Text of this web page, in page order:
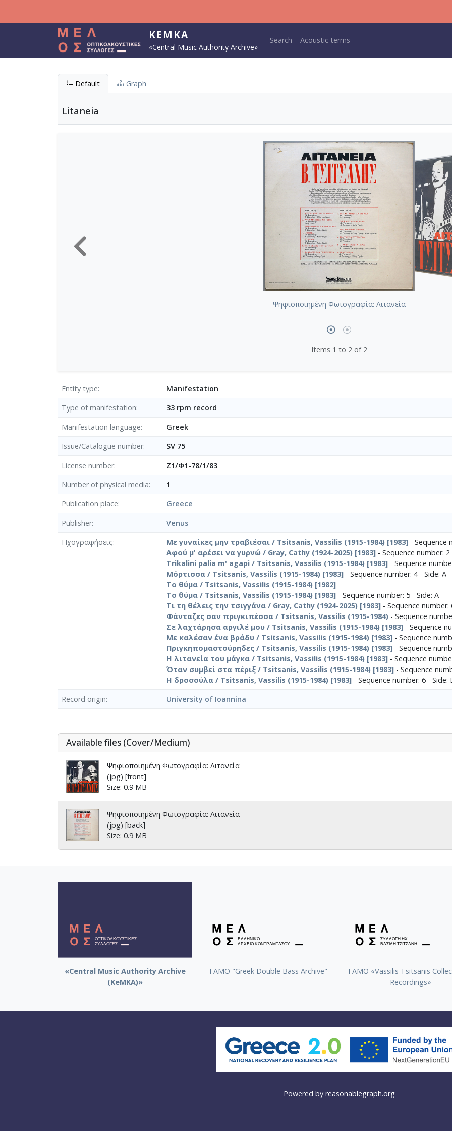
KEMKA
«Central Music Authority Archive»
Main navigation
Search Acoustic terms
Default Graph
Litaneia
Ψηφιοποιημένη Φωτογραφία: Λιτανεία
Items 1 to 2 of 2
Entity type
Manifestation
Type of manifestation
33 rpm record
Manifestation language
Greek
Issue/Catalogue number
SV 75
License number
Ζ1/Φ1-78/1/83
Number of physical media
1
Publication place
Greece
Publisher
Venus
Ηχογραφήσεις
Με γυναίκες μην τραβιέσαι / Tsitsanis, Vassilis (1915-1984) [1983] - Sequence
Αφού μ' αρέσει να γυρνώ / Gray, Cathy (1924-2025) [1983] - Sequence number: 2
Trikalini palia m' agapi / Tsitsanis, Vassilis (1915-1984) [1983] - Sequence
Μόρτισσα / Tsitsanis, Vassilis (1915-1984) [1983] - Sequence number: 4 - Side: Α
Το θύμα / Tsitsanis, Vassilis (1915-1984) [1982]
Το θύμα / Tsitsanis, Vassilis (1915-1984) [1983] - Sequence number: 5 - Side: Α
Τι τη θέλεις την τσιγγάνα / Gray, Cathy (1924-2025) [1983] - Sequence number:
Φάνταζες σαν πριγκιπέσσα / Tsitsanis, Vassilis (1915-1984) - Sequence
Σε λαχτάρησα αργιλέ μου / Tsitsanis, Vassilis (1915-1984) [1983] - Sequence
Με καλέσαν ένα βράδυ / Tsitsanis, Vassilis (1915-1984) [1983] - Sequence
Πριγκηπομαστούρηδες / Tsitsanis, Vassilis (1915-1984) [1983] - Sequence
Η λιτανεία του μάγκα / Tsitsanis, Vassilis (1915-1984) [1983] - Sequence
Όταν συμβεί στα πέριξ / Tsitsanis, Vassilis (1915-1984) [1983] - Sequence
Η δροσούλα / Tsitsanis, Vassilis (1915-1984) [1983] - Sequence number: 6 - Side:
Record origin
University of Ioannina
Αvailable files (Cover/Medium)
Ψηφιοποιημένη Φωτογραφία: Λιτανεία
(jpg) [front]
Size: 0.9 MB
Ψηφιοποιημένη Φωτογραφία: Λιτανεία
(jpg) [back]
Size: 0.9 MB
«Central Music Authority Archive
(KeMKA)»
ΤΑΜΟ "Greek Double Bass Archive"
TAMO «Vassilis Tsitsanis
Recordings»
Powered by reasonablegraph.org